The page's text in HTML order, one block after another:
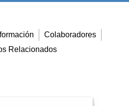
Colaboradores
Relacionados